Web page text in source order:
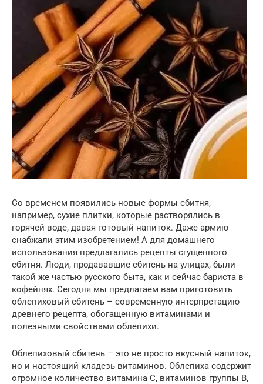
Со временем появились новые формы сбитня,
например, сухие плитки, которые растворялись в
горячей воде, давая готовый напиток. Даже армию
снабжали этим изобретением! А для домашнего
использования предлагались рецепты сгущенного
сбитня. Люди, продававшие сбитень на улицах, были
такой же частью русского быта, как и сейчас бариста в
кофейнях. Сегодня мы предлагаем вам приготовить
облепиховый сбитень – современную интерпретацию
древнего рецепта, обогащенную витаминами и
полезными свойствами облепихи.
Облепиховый сбитень – это не просто вкусный напиток,
но и настоящий кладезь витаминов. Облепиха содержит
огромное количество витамина C, витаминов группы B,